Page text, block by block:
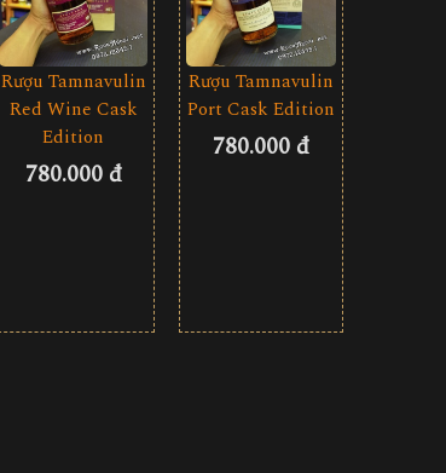
Rượu Tamnavulin
Red Wine Cask
Edition
780.000 đ
Rượu Tamnavulin
Port Cask Edition
780.000 đ